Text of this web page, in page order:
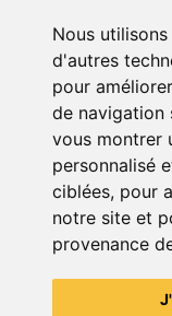
Nous
d'autres
pour
de navigation
vous montrer
personnalisé
ciblées, pour
notre site et
provenance
1.50€
Voir